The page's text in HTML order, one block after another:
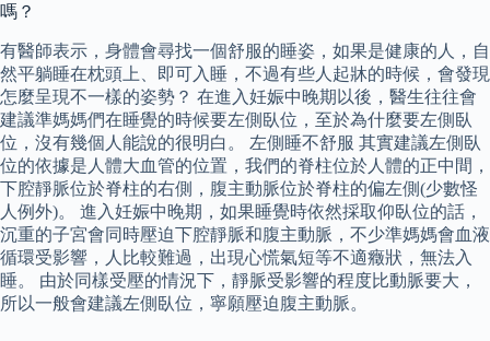
嗎？
有醫師表示，身體會尋找一個舒服的睡姿，如果是健康的人，自
然平躺睡在枕頭上、即可入睡，不過有些人起牀的時候，會發現
怎麼呈現不一樣的姿勢？ 在進入妊娠中晚期以後，醫生往往會
建議準媽媽們在睡覺的時候要左側臥位，至於為什麼要左側臥
位，沒有幾個人能說的很明白。 左側睡不舒服 其實建議左側臥
位的依據是人體大血管的位置，我們的脊柱位於人體的正中間，
下腔靜脈位於脊柱的右側，腹主動脈位於脊柱的偏左側(少數怪
人例外)。 進入妊娠中晚期，如果睡覺時依然採取仰臥位的話，
沉重的子宮會同時壓迫下腔靜脈和腹主動脈，不少準媽媽會血液
循環受影響，人比較難過，出現心慌氣短等不適癥狀，無法入
睡。 由於同樣受壓的情況下，靜脈受影響的程度比動脈要大，
所以一般會建議左側臥位，寧願壓迫腹主動脈。